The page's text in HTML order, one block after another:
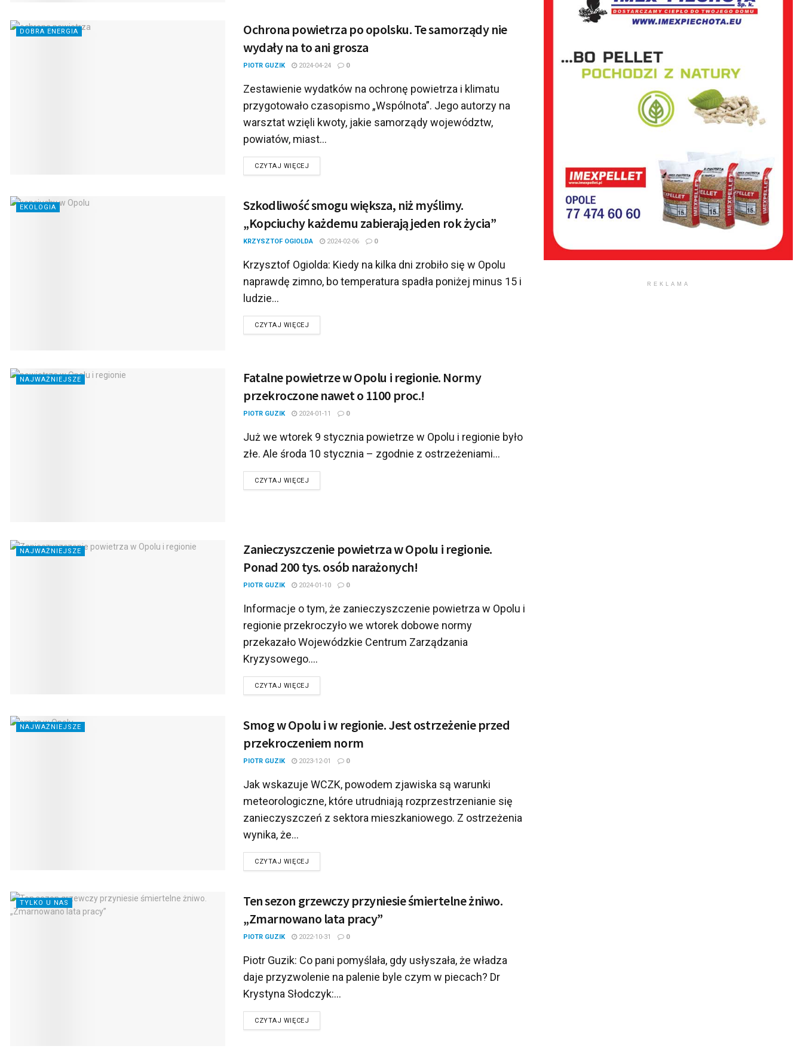
DOBRA ENERGIA
Ochrona powietrza po opolsku. Te samorządy nie
wydały na to ani grosza
PIOTR GUZIK 2024-04-24 0
Zestawienie wydatków na ochronę powietrza i klimatu
przygotowało czasopismo „Wspólnota”. Jego autorzy na
warsztat wzięli kwoty, jakie samorządy województw,
powiatów, miast...
CZYTAJ WIĘCEJ
EKOLOGIA
Szkodliwość smogu większa, niż myślimy.
„Kopciuchy każdemu zabierają jeden rok życia”
KRZYSZTOF OGIOLDA 2024-02-06 0
Krzysztof Ogiolda: Kiedy na kilka dni zrobiło się w Opolu
naprawdę zimno, bo temperatura spadła poniżej minus 15 i
ludzie...
CZYTAJ WIĘCEJ
NAJWAŻNIEJSZE
Fatalne powietrze w Opolu i regionie. Normy
przekroczone nawet o 1100 proc.!
PIOTR GUZIK 2024-01-11 0
Już we wtorek 9 stycznia powietrze w Opolu i regionie było
złe. Ale środa 10 stycznia – zgodnie z ostrzeżeniami...
CZYTAJ WIĘCEJ
NAJWAŻNIEJSZE
Zanieczyszczenie powietrza w Opolu i regionie.
Ponad 200 tys. osób narażonych!
PIOTR GUZIK 2024-01-10 0
Informacje o tym, że zanieczyszczenie powietrza w Opolu i
regionie przekroczyło we wtorek dobowe normy
przekazało Wojewódzkie Centrum Zarządzania
Kryzysowego....
CZYTAJ WIĘCEJ
NAJWAŻNIEJSZE
Smog w Opolu i w regionie. Jest ostrzeżenie przed
przekroczeniem norm
PIOTR GUZIK 2023-12-01 0
Jak wskazuje WCZK, powodem zjawiska są warunki
meteorologiczne, które utrudniają rozprzestrzenianie się
zanieczyszczeń z sektora mieszkaniowego. Z ostrzeżenia
wynika, że...
CZYTAJ WIĘCEJ
TYLKO U NAS
Ten sezon grzewczy przyniesie śmiertelne żniwo.
„Zmarnowano lata pracy”
PIOTR GUZIK 2022-10-31 0
Piotr Guzik: Co pani pomyślała, gdy usłyszała, że władza
daje przyzwolenie na palenie byle czym w piecach? Dr
Krystyna Słodczyk:...
CZYTAJ WIĘCEJ
REKLAMA